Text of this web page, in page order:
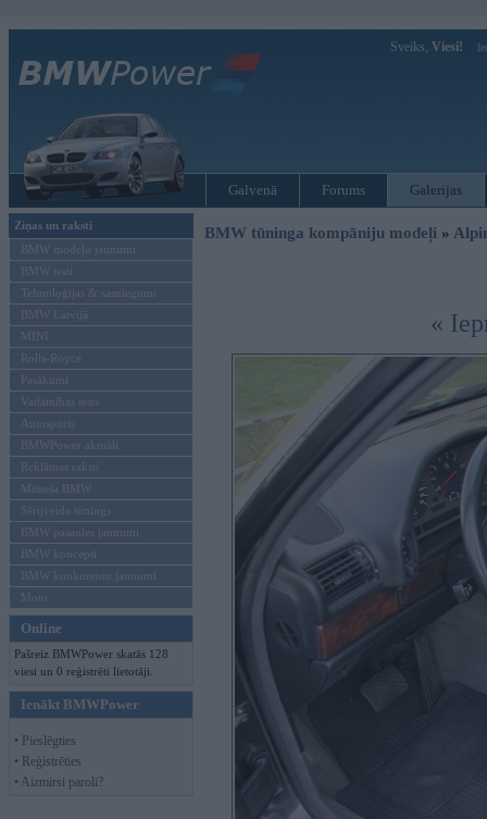
Sveiks, Viesi!
Galvenā Forums Galerijas
Ziņas un raksti
BMW modeļu jaunumi
BMW testi
Tehnoloģijas & sasniegumi
BMW Latvijā
MINI
Rolls-Royce
Pasākumi
Vadāmības tests
Autosports
BMWPower aktuāli
Reklāmas raksti
Mēneša BMW
Sērijveida tūnings
BMW pasaules jaunumi
BMW koncepti
BMW konkurentu jaunumi
Moto
Online
Pašreiz BMWPower skatās 128
viesi un 0 reģistrēti lietotāji.
Ienākt BMWPower
• Pieslēgties
• Reģistrēties
• Aizmirsi paroli?
BMW tūninga kompāniju modeļi »
«